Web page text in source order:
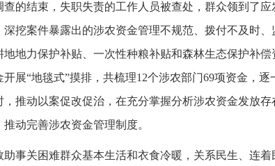
查的结束，失职失责的工作人员被查处，群众领到了
深挖案件暴露出的涉农资金管理不规范、拨付不及时
地地力保护补贴、一次性种粮补贴和森林生态保护补
开展“地毯式”摸排，共梳理12个涉农部门69项资金，
，推动以案促改促治，在充分掌握分析涉农资金发放
动完善涉农资金管理制度。
助事关困难群众基本生活和衣食冷暖，关系民生、连